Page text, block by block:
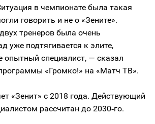
в чемпионате была такая
говорить и не о «Зените».
тренеров была очень
уже подтягивается к элите,
опытный специалист, — сказал
«Громко!» на «Матч ТВ».
«Зенит» с 2018 года. Действующий
рассчитан до 2030‑го.